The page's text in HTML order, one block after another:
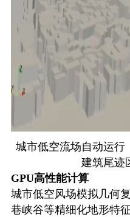
城市低空流场自动运行
建筑尾迹
GPU高性能计算
城市低空风场模拟几何
巷峡谷等精细化地形特